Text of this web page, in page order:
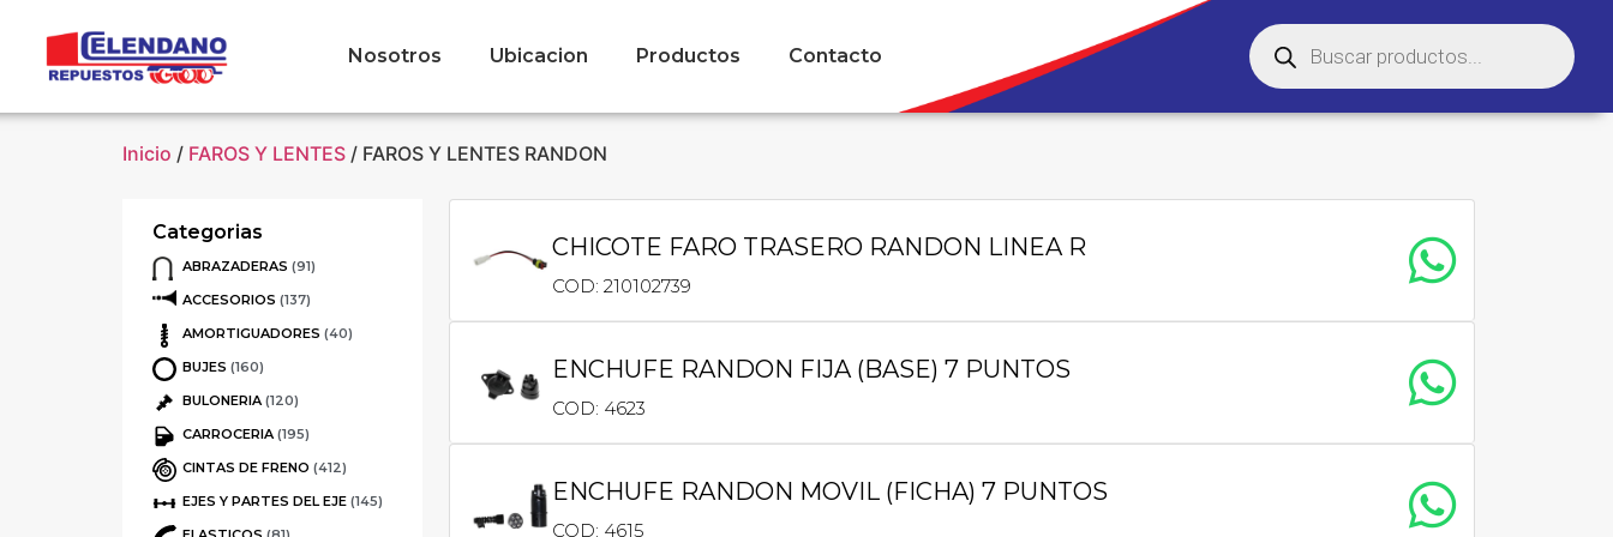
Nosotros Ubicacion Productos Contacto
Inicio / FAROS Y LENTES / FAROS Y LENTES RANDON
Categorias
ABRAZADERAS (91)
ACCESORIOS (137)
AMORTIGUADORES (40)
BUJES (160)
BULONERIA (120)
CARROCERIA (195)
CINTAS DE FRENO (412)
EJES Y PARTES DEL EJE (145)
CHICOTE FARO TRASERO RANDON LINEA R
COD: 210102739
ENCHUFE RANDON FIJA (BASE) 7 PUNTOS
COD: 4623
ENCHUFE RANDON MOVIL (FICHA) 7 PUNTOS
COD: 4615